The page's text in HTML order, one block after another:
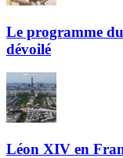
Le programme
dévoilé
Léon XIV en